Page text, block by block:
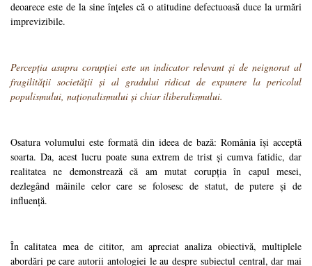
deoarece este de la sine înțeles că o atitudine defectuoasă duce la urmări
imprevizibile.
Percepția asupra corupției este un indicator relevant și de neignorat al
fragilității societății și al gradului ridicat de expunere la pericolul
populismului, naționalismului și chiar iliberalismului.
Osatura volumului este formată din ideea de bază: România își acceptă
soarta. Da, acest lucru poate suna extrem de trist și cumva fatidic, dar
realitatea ne demonstrează că am mutat corupția în capul mesei,
dezlegând mâinile celor care se folosesc de statut, de putere și de
influență.
În calitatea mea de cititor, am apreciat analiza obiectivă, multiplele
abordări pe care autorii antologiei le au despre subiectul central, dar mai